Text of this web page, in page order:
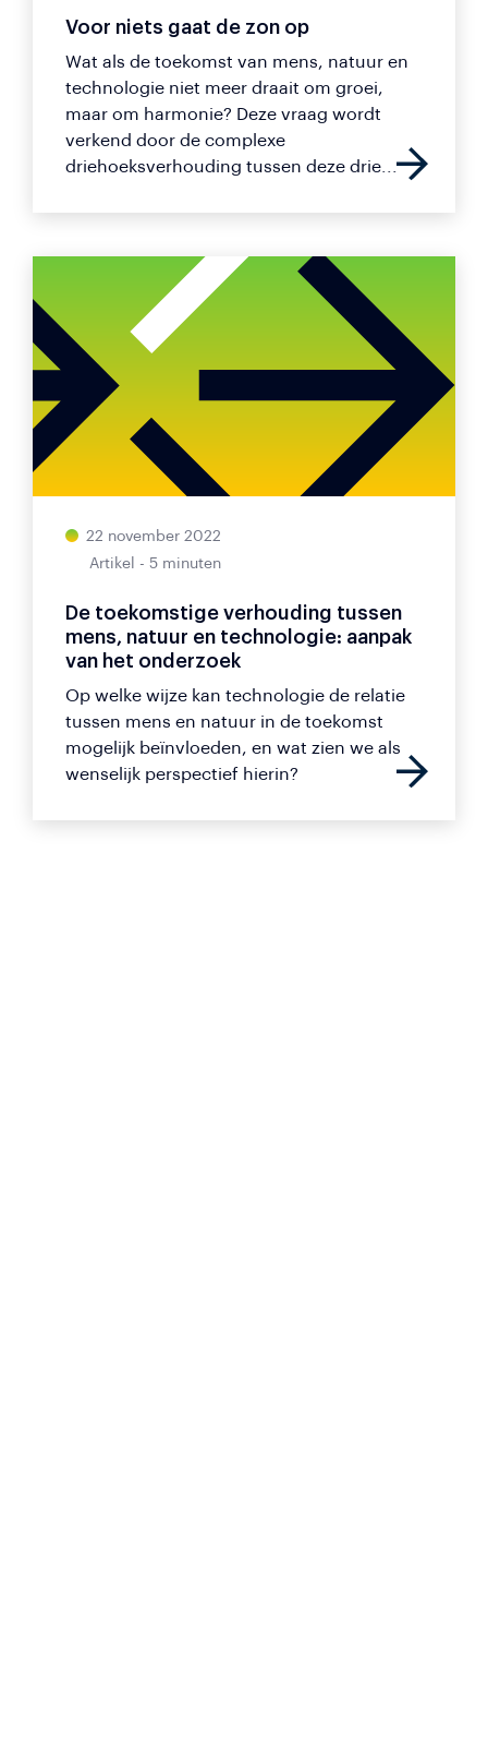
Voor niets gaat de zon op
Wat als de toekomst van mens, natuur en
technologie niet meer draait om groei,
maar om harmonie? Deze vraag wordt
verkend door de complexe
driehoeksverhouding tussen deze drie...
22 november 2022
Artikel - 5 minuten
De toekomstige verhouding tussen
mens, natuur en technologie: aanpak
van het onderzoek
Op welke wijze kan technologie de relatie
tussen mens en natuur in de toekomst
mogelijk beïnvloeden, en wat zien we als
wenselijk perspectief hierin?